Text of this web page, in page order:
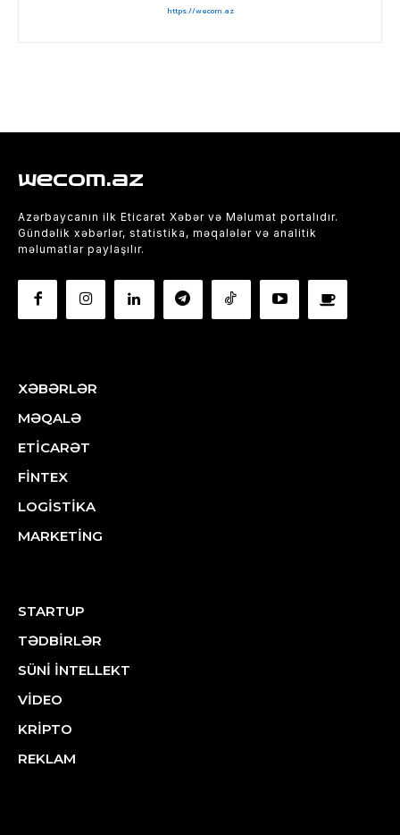
https://wecom.az
wecom.az
Azərbaycanın ilk Eticarət Xəbər və Məlumat portalıdır.
Gündəlik xəbərlər, statistika, məqalələr və analitik
məlumatlar paylaşılır.
XƏBƏRLƏR
MƏQALƏ
ETİCARƏT
FİNTEX
LOGİSTİKA
MARKETİNG
STARTUP
TƏDBİRLƏR
SÜNİ İNTELLEKT
VİDEO
KRİPTO
REKLAM